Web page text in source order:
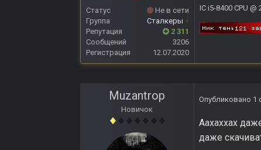
Статус
Не в сети
Группа
Сталкеры +
Репутация
2 311
Сообщений
3206
Регистрация
12.07.2020
IC i5-8400 CPU @
Muzantrop
Новичок
Опубликовано 1
Аахаххах
даже